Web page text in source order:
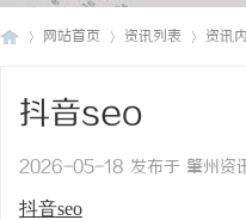
网站首页 资讯列表 资讯
抖音seo
2026-05-18 发布于 肇州资
抖音seo